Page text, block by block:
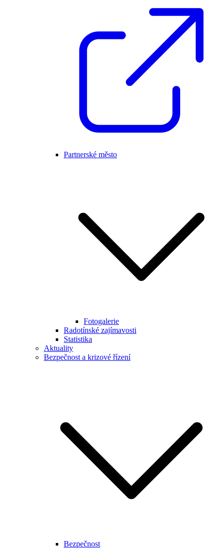
Partnerské město
Fotogalerie
Radotínské zajímavosti
Statistika
Aktuality
Bezpečnost a krizové řízení
Bezpečnost